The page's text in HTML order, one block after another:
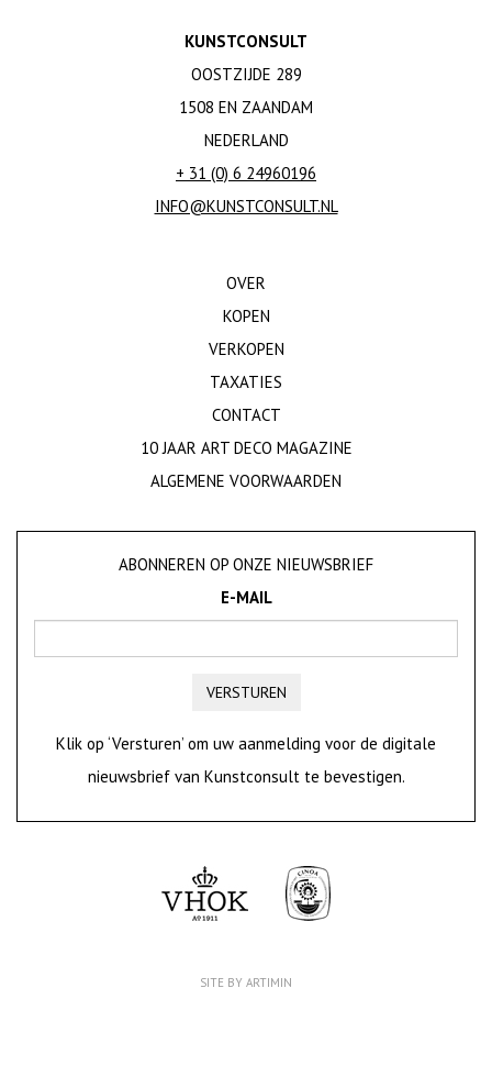
KUNSTCONSULT
OOSTZIJDE 289
1508 EN ZAANDAM
NEDERLAND
+ 31 (0) 6 24960196
INFO@KUNSTCONSULT.NL
OVER
KOPEN
VERKOPEN
TAXATIES
CONTACT
10 JAAR ART DECO MAGAZINE
ALGEMENE VOORWAARDEN
ABONNEREN OP ONZE NIEUWSBRIEF
E-MAIL
VERSTUREN
Klik op ‘Versturen’ om uw aanmelding voor de digitale
nieuwsbrief van Kunstconsult te bevestigen.
SITE BY ARTIMIN